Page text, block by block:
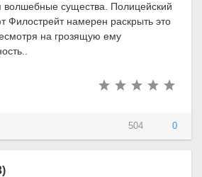
волшебные существа. Полицейский
Филострейт намерен раскрыть это
на грозящую ему
504 0